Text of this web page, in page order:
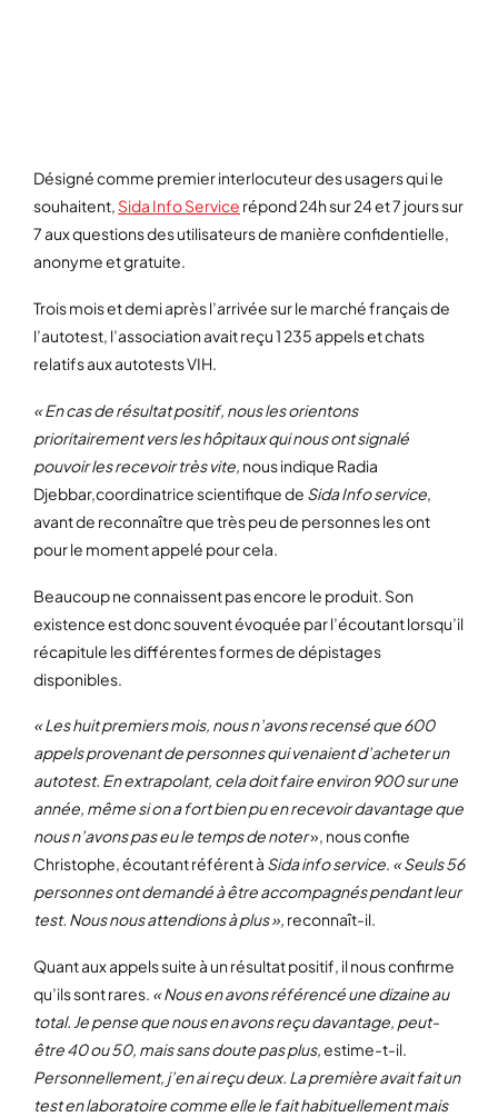
Désigné comme premier interlocuteur des usagers qui le
souhaitent, Sida Info Service répond 24h sur 24 et 7 jours sur
7 aux questions des utilisateurs de manière confidentielle,
anonyme et gratuite.
Trois mois et demi après l’arrivée sur le marché français de
l’autotest, l’association avait reçu 1 235 appels et chats
relatifs aux autotests VIH.
« En cas de résultat positif, nous les orientons
prioritairement vers les hôpitaux qui nous ont signalé
pouvoir les recevoir très vite, nous indique Radia
Djebbar,coordinatrice scientifique de Sida Info service,
avant de reconnaître que très peu de personnes les ont
pour le moment appelé pour cela.
Beaucoup ne connaissent pas encore le produit. Son
existence est donc souvent évoquée par l’écoutant lorsqu’il
récapitule les différentes formes de dépistages
disponibles.
« Les huit premiers mois, nous n’avons recensé que 600
appels provenant de personnes qui venaient d’acheter un
autotest. En extrapolant, cela doit faire environ 900 sur une
année, même si on a fort bien pu en recevoir davantage que
nous n’avons pas eu le temps de noter», nous confie
Christophe, écoutant référent à Sida info service. « Seuls 56
personnes ont demandé à être accompagnés pendant leur
test. Nous nous attendions à plus », reconnaît-il.
Quant aux appels suite à un résultat positif, il nous confirme
qu’ils sont rares. « Nous en avons référencé une dizaine au
total. Je pense que nous en avons reçu davantage, peut-
être 40 ou 50, mais sans doute pas plus,estime-t-il.
Personnellement, j’en ai reçu deux. La première avait fait un
test en laboratoire comme elle le fait habituellement mais